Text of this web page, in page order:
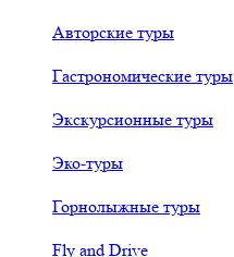
Авторские туры
Гастрономические туры
Экскурсионные туры
Эко-туры
Горнолыжные туры
Fly and Drive